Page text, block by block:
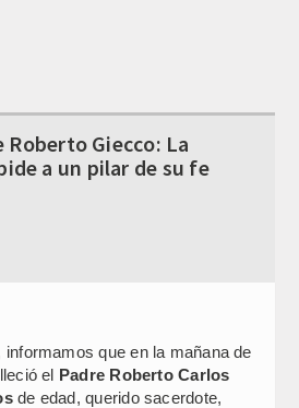
Roberto Giecco: La
a un pilar de su fe
informamos que en la mañana de
el Padre Roberto Carlos
de edad, querido sacerdote,